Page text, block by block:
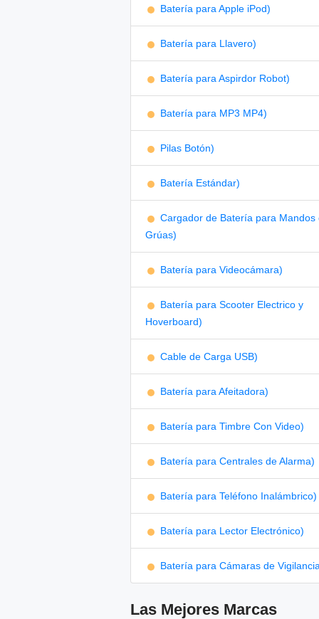
Batería para Apple iPod)
Batería para Llavero)
Batería para Aspirdor Robot)
Batería para MP3 MP4)
Pilas Botón)
Batería Estándar)
Cargador de Batería para Mandos
Grúas)
Batería para Videocámara)
Batería para Scooter Electrico y
Hoverboard)
Cable de Carga USB)
Batería para Afeitadora)
Batería para Timbre Con Video)
Batería para Centrales de Alarma)
Batería para Teléfono Inalámbrico)
Batería para Lector Electrónico)
Batería para Cámaras de
Las Mejores Marcas